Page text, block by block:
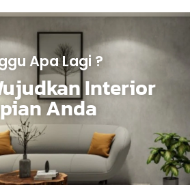
Apa Lagi ?
Interior
Anda